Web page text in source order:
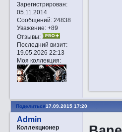
Зарегистрирован:
05.11.2014
Сообщений:24838
Уважение: +89
Отзывы:
Последний визит:
19.05.2026 22:13
Моя коллекция:
Поделиться17.09.2015 17:20
Admin
Коллекционер